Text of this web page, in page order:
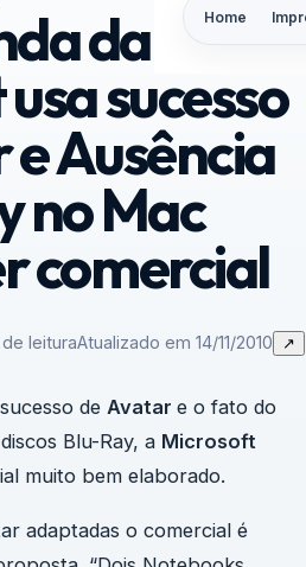
Home
da
sucesso
Ausência
no Mac
comercial
de leituraAtualizado em 14/11/2010 ↗
de Avatar e o fato do
Blu-Ray, a Microsoft
muito bem elaborado.
adaptadas o comercial é